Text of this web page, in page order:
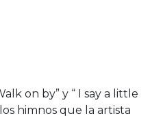
on by” y “ I say a little
himnos que la artista